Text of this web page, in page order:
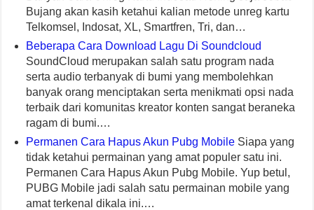
Bujang akan kasih ketahui kalian metode unreg kartu
Telkomsel, Indosat, XL, Smartfren, Tri, dan…
Beberapa Cara Download Lagu Di Soundcloud
SoundCloud merupakan salah satu program nada
serta audio terbanyak di bumi yang membolehkan
banyak orang menciptakan serta menikmati opsi nada
terbaik dari komunitas kreator konten sangat beraneka
ragam di bumi.…
Permanen Cara Hapus Akun Pubg Mobile Siapa yang
tidak ketahui permainan yang amat populer satu ini.
Permanen Cara Hapus Akun Pubg Mobile. Yup betul,
PUBG Mobile jadi salah satu permainan mobile yang
amat terkenal dikala ini.…